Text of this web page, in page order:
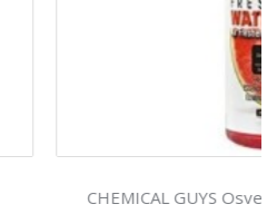
v pršilu Watermelon slice